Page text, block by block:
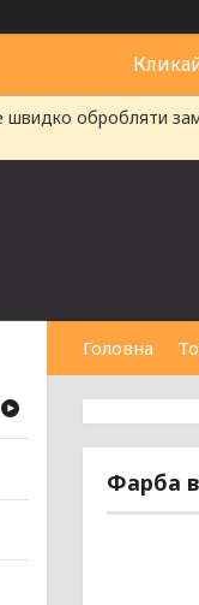
обробляти
Головна
Фарба